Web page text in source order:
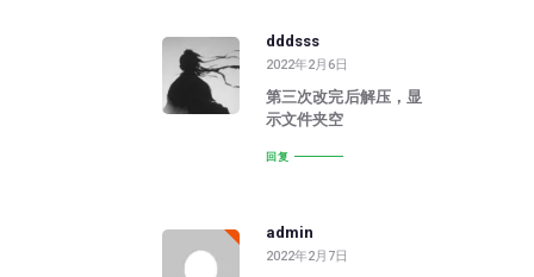
dddsss
2022年2月6日
第三次改完后解压，显
示文件夹空
回复
admin
2022年2月7日